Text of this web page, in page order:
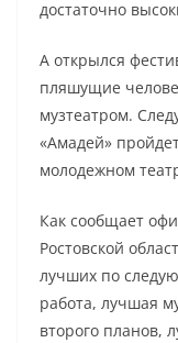
достаточно
А открылся
пляшущие
музтеатром.
«Амадей»
молодежном
Как сообщает
Ростовской
лучших по
работа, лучшая
второго планов,